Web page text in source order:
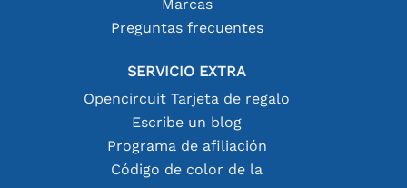
Marcas
Preguntas frecuentes
SERVICIO EXTRA
Opencircuit Tarjeta de regalo
Escribe un blog
Programa de afiliación
Código de color de la